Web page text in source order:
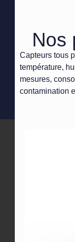
Nos
Capteurs tous
température,
mesures,
contamination